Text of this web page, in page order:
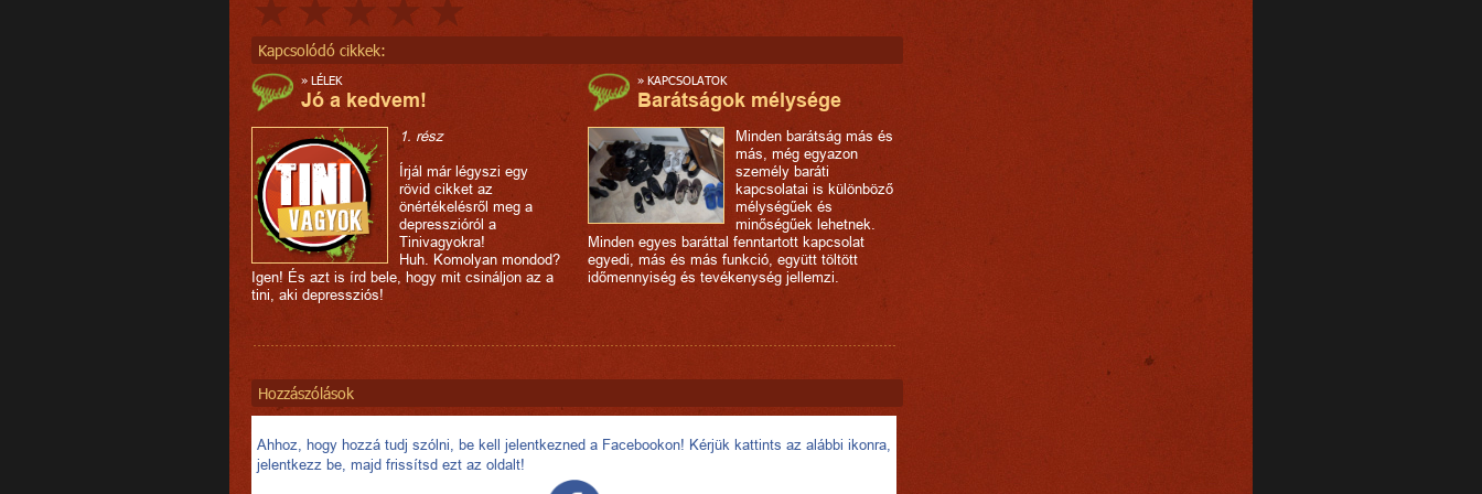
Kapcsolódó cikkek:
» LÉLEK
Jó a kedvem!
1. rész
Írjál már légyszi egy
rövid cikket az
önértékelésről meg a
depresszióról a
Tinivagyokra!
Huh. Komolyan mondod?
Igen! És azt is írd bele, hogy mit csináljon az a
tini, aki depressziós!
» KAPCSOLATOK
Barátságok mélysége
Minden barátság más és
más, még egyazon
személy baráti
kapcsolatai is különböző
mélységűek és
minőségűek lehetnek.
Minden egyes baráttal fenntartott kapcsolat
egyedi, más és más funkció, együtt töltött
időmennyiség és tevékenység jellemzi.
Hozzászólások
Ahhoz, hogy hozzá tudj szólni, be kell jelentkezned a Facebookon! Kérjük kattints az alábbi ikonra,
jelentkezz be, majd frissítsd ezt az oldalt!